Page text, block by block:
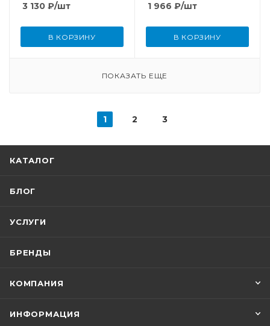
3 130 ₽/шт
В КОРЗИНУ
1 966 ₽/шт
В КОРЗИНУ
ПОКАЗАТЬ ЕЩЕ
1 2 3
КАТАЛОГ
БЛОГ
УСЛУГИ
БРЕНДЫ
КОМПАНИЯ
ИНФОРМАЦИЯ